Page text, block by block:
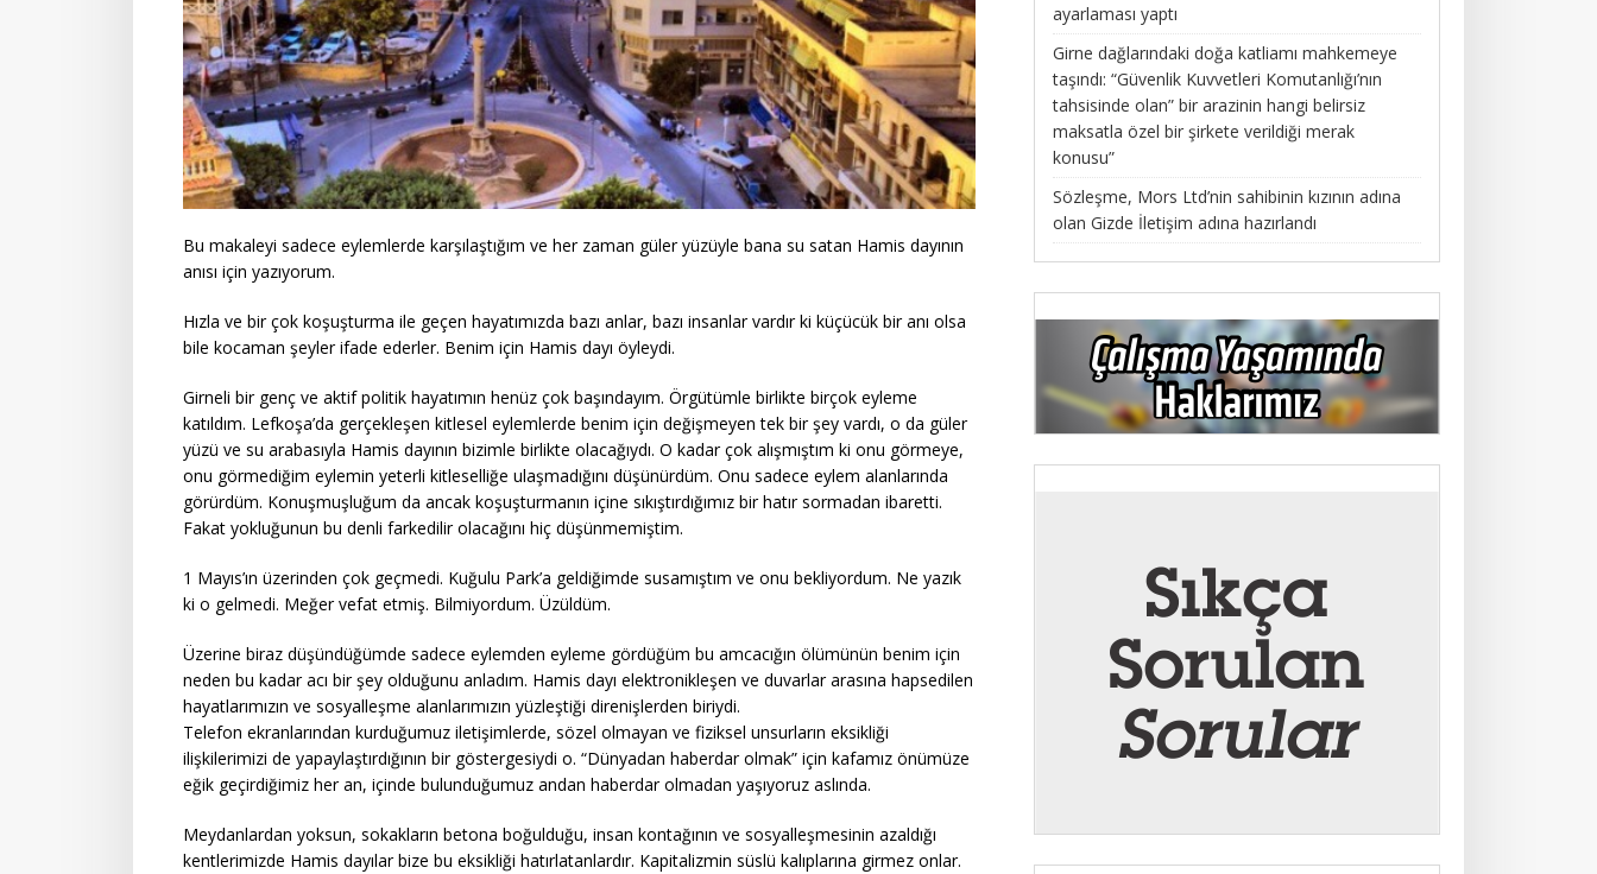
Bu makaleyi sadece eylemlerde karşılaştığım ve her zaman güler yüzüyle bana su satan Hamis dayının
anısı için yazıyorum.
Hızla ve bir çok koşuşturma ile geçen hayatımızda bazı anlar, bazı insanlar vardır ki küçücük bir anı olsa
bile kocaman şeyler ifade ederler. Benim için Hamis dayı öyleydi.
Girneli bir genç ve aktif politik hayatımın henüz çok başındayım. Örgütümle birlikte birçok eyleme
katıldım. Lefkoşa’da gerçekleşen kitlesel eylemlerde benim için değişmeyen tek bir şey vardı, o da güler
yüzü ve su arabasıyla Hamis dayının bizimle birlikte olacağıydı. O kadar çok alışmıştım ki onu görmeye,
onu görmediğim eylemin yeterli kitleselliğe ulaşmadığını düşünürdüm. Onu sadece eylem alanlarında
görürdüm. Konuşmuşluğum da ancak koşuşturmanın içine sıkıştırdığımız bir hatır sormadan ibaretti.
Fakat yokluğunun bu denli farkedilir olacağını hiç düşünmemiştim.
1 Mayıs’ın üzerinden çok geçmedi. Kuğulu Park’a geldiğimde susamıştım ve onu bekliyordum. Ne yazık
ki o gelmedi. Meğer vefat etmiş. Bilmiyordum. Üzüldüm.
Üzerine biraz düşündüğümde sadece eylemden eyleme gördüğüm bu amcacığın ölümünün benim için
neden bu kadar acı bir şey olduğunu anladım. Hamis dayı elektronikleşen ve duvarlar arasına hapsedilen
hayatlarımızın ve sosyalleşme alanlarımızın yüzleştiği direnişlerden biriydi.
Telefon ekranlarından kurduğumuz iletişimlerde, sözel olmayan ve fiziksel unsurların eksikliği
ilişkilerimizi de yapaylaştırdığının bir göstergesiydi o. “Dünyadan haberdar olmak” için kafamız önümüze
eğik geçirdiğimiz her an, içinde bulunduğumuz andan haberdar olmadan yaşıyoruz aslında.
Meydanlardan yoksun, sokakların betona boğulduğu, insan kontağının ve sosyalleşmesinin azaldığı
kentlerimizde Hamis dayılar bize bu eksikliği hatırlatanlardır. Kapitalizmin süslü kalıplarına girmez onlar.
ayarlaması yaptı
Girne dağlarındaki doğa katliamı mahkemeye
taşındı: “Güvenlik Kuvvetleri Komutanlığı’nın
tahsisinde olan” bir arazinin hangi belirsiz
maksatla özel bir şirkete verildiği merak
konusu”
Sözleşme, Mors Ltd’nin sahibinin kızının adına
olan Gizde İletişim adına hazırlandı